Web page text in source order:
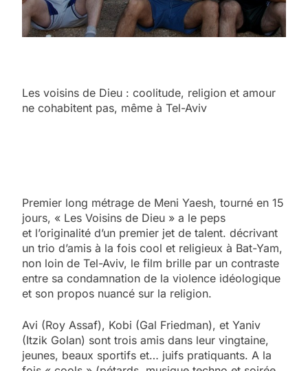
Les voisins de Dieu : coolitude, religion et amour
ne cohabitent pas, même à Tel-Aviv
Premier long métrage de Meni Yaesh, tourné en 15
jours, « Les Voisins de Dieu » a le peps
et l’originalité d’un premier jet de talent. décrivant
un trio d’amis à la fois cool et religieux à Bat-Yam,
non loin de Tel-Aviv, le film brille par un contraste
entre sa condamnation de la violence idéologique
et son propos nuancé sur la religion.
Avi (Roy Assaf), Kobi (Gal Friedman), et Yaniv
(Itzik Golan) sont trois amis dans leur vingtaine,
jeunes, beaux sportifs et… juifs pratiquants. A la